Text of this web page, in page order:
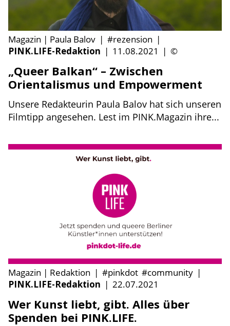
Magazin | Paula Balov | #rezension |
PINK.LIFE-Redaktion | 11.08.2021 | ©
„Queer Balkan“ – Zwischen
Orientalismus und Empowerment
Unsere Redakteurin Paula Balov hat sich unseren
Filmtipp angesehen. Lest im PINK.Magazin ihre...
Magazin | Redaktion | #pinkdot #community |
PINK.LIFE-Redaktion | 22.07.2021
Wer Kunst liebt, gibt. Alles über
Spenden bei PINK.LIFE.